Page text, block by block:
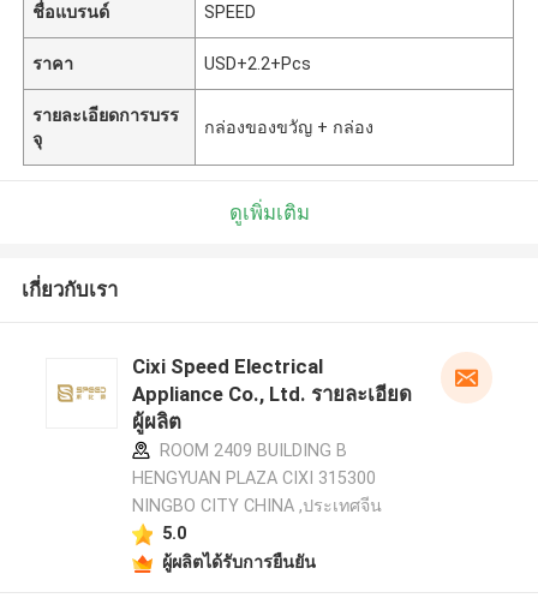
ชื่อแบรนด์ SPEED
ราคา USD+2.2+Pcs
รายละเอียดการบรร
จุ
กล่องของขวัญ + กล่อง
ดูเพิ่มเติม
เกี่ยวกับเรา
Cixi Speed Electrical
Appliance Co., Ltd. รายละเอียด
ผู้ผลิต
ROOM 2409 BUILDING B
HENGYUAN PLAZA CIXI 315300
NINGBO CITY CHINA ,ประเทศจีน
5.0
ผู้ผลิตได้รับการยืนยัน